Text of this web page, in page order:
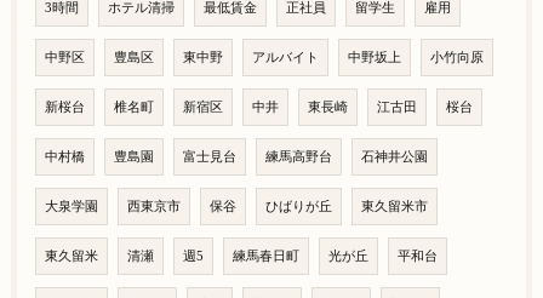
3時間 ホテル清掃 最低賃金 正社員 留学生 雇用
中野区 豊島区 東中野 アルバイト 中野坂上 小竹向原
新桜台 椎名町 新宿区 中井 東長崎 江古田 桜台
中村橋 豊島園 富士見台 練馬高野台 石神井公園
大泉学園 西東京市 保谷 ひばりが丘 東久留米市
東久留米 清瀬 週5 練馬春日町 光が丘 平和台